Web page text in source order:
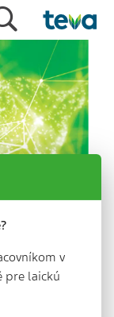
v
pre laickú